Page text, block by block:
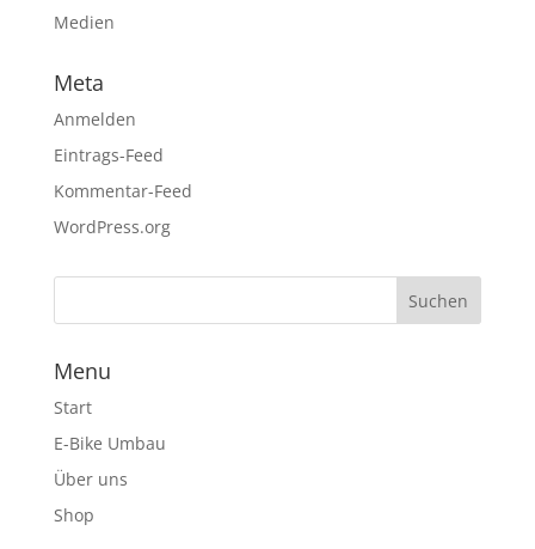
Medien
Meta
Anmelden
Eintrags-Feed
Kommentar-Feed
WordPress.org
Menu
Start
E-Bike Umbau
Über uns
Shop